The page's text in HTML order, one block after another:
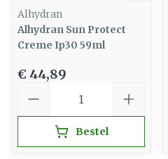
Alhydran
Alhydran Sun Protect
Creme Ip30 59ml
€ 44,89
Bestel